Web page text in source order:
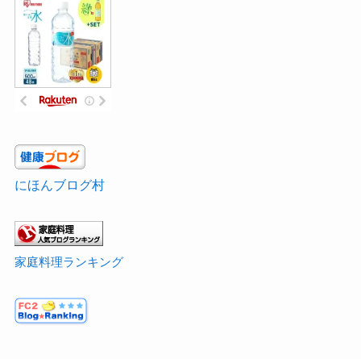
にほんブログ村
家庭料理ランキング